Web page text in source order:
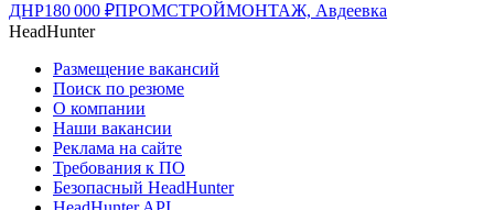
ДНР180 000 ₽ПРОМСТРОЙМОНТАЖ, Авдеевка
HeadHunter
Размещение вакансий
Поиск по резюме
О компании
Наши вакансии
Реклама на сайте
Требования к ПО
Безопасный HeadHunter